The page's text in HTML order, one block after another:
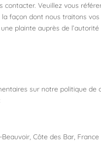
contacter. Veuillez vous
façon dont nous traitons
plainte auprès de
sur notre politique
Côte des Bar, France